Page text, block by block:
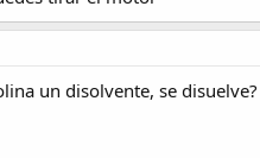
un disolvente, se disuelve?